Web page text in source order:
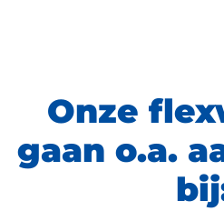
Onze
gaan o.a.